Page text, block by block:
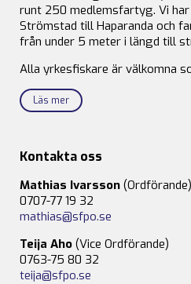
runt 250 medlemsfartyg. Vi
Strömstad till Haparanda och
från under 5 meter i längd till
Alla yrkesfiskare är välkomna
Läs mer
Kontakta oss
Mathias Ivarsson (Ordförande)
0707-77 19 32
mathias@sfpo.se
Teija Aho (Vice Ordförande)
0763-75 80 32
teija@sfpo.se